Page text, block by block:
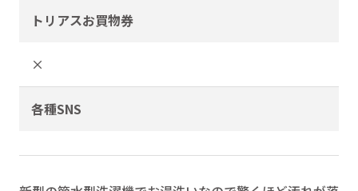
トリアスお買物券
×
各種SNS